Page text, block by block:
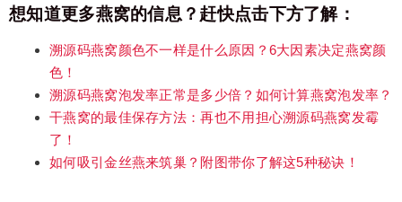
想知道更多燕窝的信息？赶快点击下方了解：
溯源码燕窝颜色不一样是什么原因？6大因素决定燕窝颜
色！
溯源码燕窝泡发率正常是多少倍？如何计算燕窝泡发率？
干燕窝的最佳保存方法：再也不用担心溯源码燕窝发霉
了！
如何吸引金丝燕来筑巢？附图带你了解这5种秘诀！